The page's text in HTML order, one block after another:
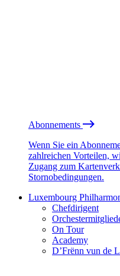
Abonnements
Wenn Sie ein
zahlreichen Vorteilen,
Zugang zum
Stornobedingungen.
Luxembourg
Chefdirigent
On Tour
Academy
D’Frënn vun de